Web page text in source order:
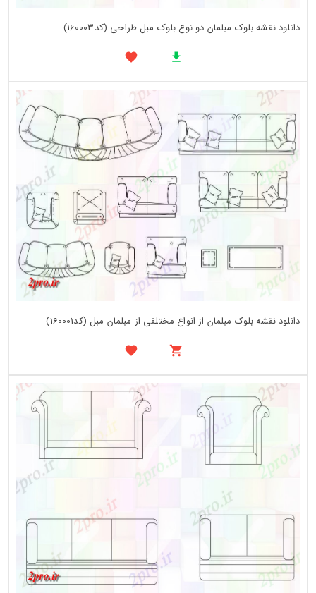
دانلود نقشه بلوک مبلمان دو نوع بلوک مبل طراحی (کد160003)
دانلود نقشه بلوک مبلمان از انواع مختلفی از مبلمان مبل (کد160001)